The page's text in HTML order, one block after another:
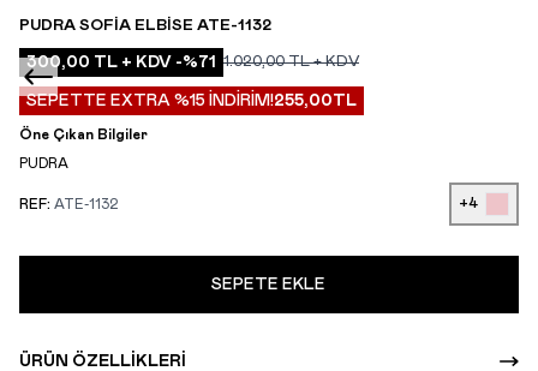
PUDRA SOFIA ELBISE ATE-1132
300,00 TL + KDV -%71 1.020,00TL + KDV
SEPETTE EXTRA %15 İNDİRİM!255,00TL
Öne Çıkan Bilgiler
PUDRA
REF: ATE-1132 +4
SEPETE EKLE
ÜRÜN ÖZELLIKLERI